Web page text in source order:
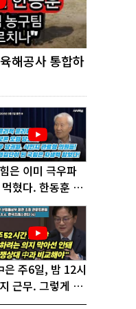
해공사 통합하
은 이미 극우파
혔다. 한동훈 창
답!
은 주6일, 밤 12시
근무. 그렇게 일
어떻게 경쟁하